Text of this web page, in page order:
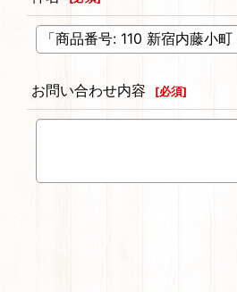
お問い合わせ内容 [必須]